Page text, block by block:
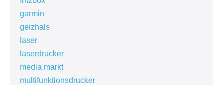
garmin
geizhals
laser
laserdrucker
media markt
multifunktionsdrucker